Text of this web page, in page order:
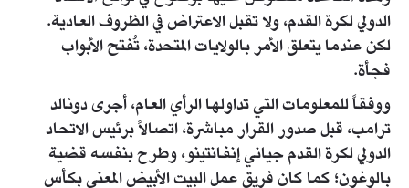
الدولي لكرة القدم، ولا تقبل الاعتراض في الظروف العادية.
لكن عندما يتعلق الأمر بالولايات المتحدة، تُفتح الأبواب
فجأة.
ووفقاً للمعلومات التي تداولها الرأي العام، أجرى دونالد
ترامب، قبل صدور القرار مباشرة، اتصالاً برئيس الاتحاد
الدولي لكرة القدم جياني إنفانتينو، وطرح بنفسه قضية
بالوغون؛ كما كان فريق عمل البيت الأبيض المعني بكأس